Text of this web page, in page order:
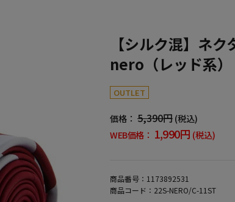
【シルク混】ネ
nero（レッド系）
OUTLET
価格： 5,390円 (税込)
WEB価格： 1,990円 (税込)
商品番号： 1173892531
商品コード： 22S-NERO/C-11ST